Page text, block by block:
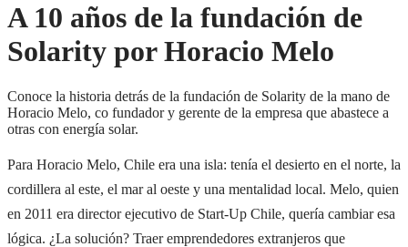
A 10 años de la fundación de
Solarity por Horacio Melo
Conoce la historia detrás de la fundación de Solarity de la mano de
Horacio Melo, co fundador y gerente de la empresa que abastece a
otras con energía solar.
Para Horacio Melo, Chile era una isla: tenía el desierto en el norte, la
cordillera al este, el mar al oeste y una mentalidad local. Melo, quien
en 2011 era director ejecutivo de Start-Up Chile, quería cambiar esa
lógica. ¿La solución? Traer emprendedores extranjeros que